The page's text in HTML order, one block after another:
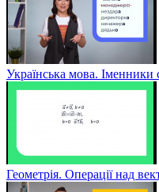
Українська мова. Іменники
Геометрія. Операції над